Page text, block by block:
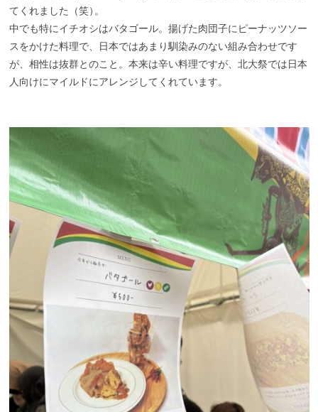
てくれました（笑） 。
中でも特にイチオシはバタゴール。揚げた肉団子にピーナッツソー
スをかけた料理で、日本ではあまり馴染みのない組み合わせです
が、相性は抜群とのこと。 本来は辛い料理ですが、北大祭では日本
人向けにマイルドにアレンジしてくれています。